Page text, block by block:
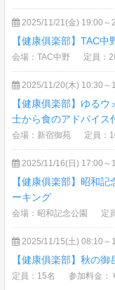
2025/11/21(金) 19:00～
【健康俱楽部】TAC
会場：TAC中野 定員：
2025/11/20(木) 10:30～
【健康俱楽部】ゆる
士から食のアドバイス
会場：新宿御苑 定員：
2025/11/16(日) 17:00～
【健康俱楽部】昭和
ーキング
会場：昭和記念公園 定
2025/11/15(土) 08:10～
【健康俱楽部】秋の
定員：15名 参加料金：